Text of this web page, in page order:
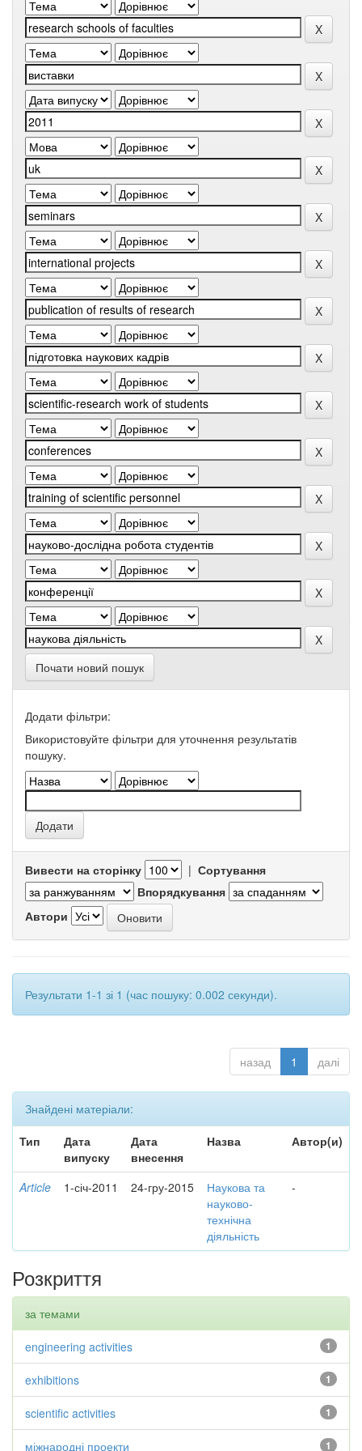
Почати новий пошук
Додати фільтри:
Використовуйте фільтри для уточнення результатів
пошуку.
Вивести на сторінку | Сортування
Впорядкування
Автори
Результати 1-1 зі 1 (час пошуку: 0.002 секунди).
назад 1 далі
Знайдені матеріали:
Тип
Дата
випуску
Дата
внесення
Назва Автор(и)
Article 1-січ-2011 24-гру-2015
Наукова та
науково-
технічна
діяльність
-
Розкриття
за темами
1
engineering activities
1
exhibitions
1
scientific activities
1
міжнародні проекти